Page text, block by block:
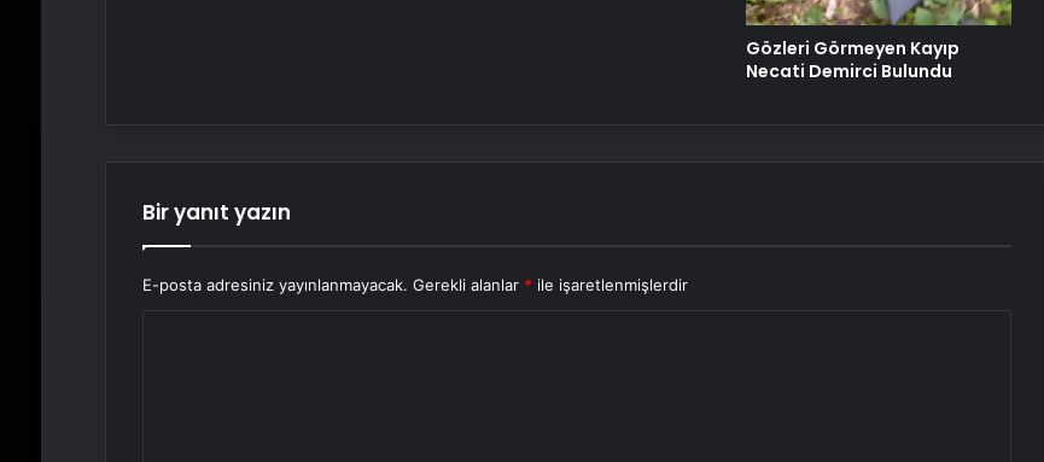
Gözleri Görmeyen Kayıp
Necati Demirci Bulundu
Bir yanıt yazın
E-posta adresiniz yayınlanmayacak. Gerekli alanlar * ile işaretlenmişlerdir